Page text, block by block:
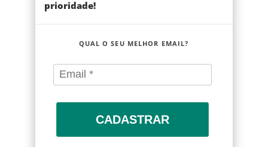
prioridade!
QUAL O SEU MELHOR EMAIL?
CADASTRAR